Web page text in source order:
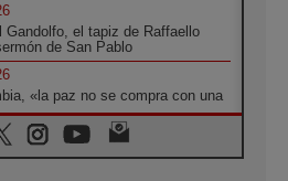
Gandolfo, el tapiz de Raffaello
de San Pablo
«la paz no se compra con una
celebraron los 416 años del